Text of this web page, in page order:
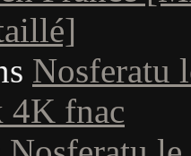
Nosferatu
4K fnac